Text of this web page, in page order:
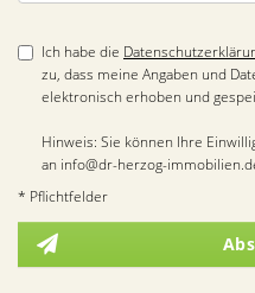
Ich habe die
zu, dass meine Angaben und
elektronisch erhoben und
Hinweis: Sie können Ihre
an info@dr-herzog-
* Pflichtfelder